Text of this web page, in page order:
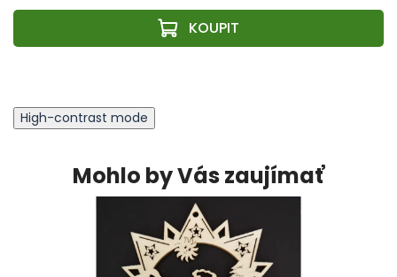
High-contrast mode
Mohlo by Vás zaujímať